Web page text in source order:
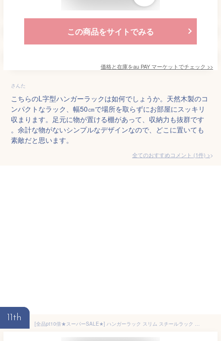
この商品をサイトでみる
価格と在庫をau PAY マーケットでチェック >>
さんた
こちらのL字型ハンガーラックは如何でしょうか。天然木製のコ
ンパクトなラック、幅50㎝で場所を取らずにお部屋にスッキリ
収まります。足元に物が置ける棚があって、収納力も抜群です
。余計な物がないシンプルなデザインなので、どこに置いても
素敵だと思います。
全てのおすすめコメント (1件) >
11th
[全品pt10倍★スーパーSALE★] ハンガーラック スリム スチールラック L字型 フック付き 【送料無料】